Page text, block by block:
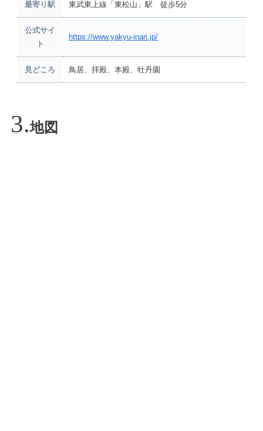
最寄り駅 東武東上線「東松山」駅 徒歩5分
公式サイ
ト
https://www.yakyu-inari.jp/
見どころ 鳥居、拝殿、本殿、牡丹園
地図